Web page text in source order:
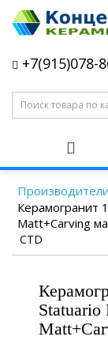
+7(915)078-
Производители
Керамогранит
Matt+Carving
CTD